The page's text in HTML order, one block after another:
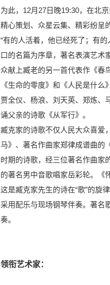
为此，12月27日晚19:30，在北
精心策划、众星云集、精彩纷呈
“有的人活着，他已经死了；有
口的名篇为序章，著名表演艺术
众献上臧老的另一首代表作《春
《生命的零度》和《人民是什
贾全仪、杨浪、刘天英、郑炼、
诵父亲的诗歌《从军行》。
臧克家的诗歌不仅人民大众喜爱
马》、著名作曲家郑律成谱曲的
时期的诗歌，经三位著名作曲家
的著名男中音歌唱家岳彩轮。《
这是臧克家先生的诗在“歌”的旋
采用配乐与现场钢琴伴奏。著名
奏。
领衔艺术家：